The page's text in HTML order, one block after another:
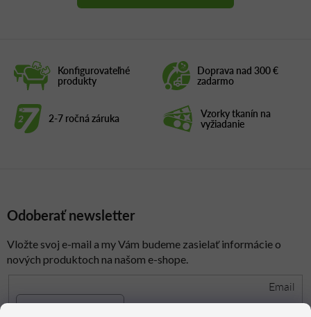
Konfigurovateľné
produkty
Doprava nad 300 €
zadarmo
2-7 ročná záruka Vzorky tkanín na
vyžiadanie
Odoberať newsletter
Vložte svoj e-mail a my Vám budeme zasielať informácie o
nových produktoch na našom e-shope.
Email